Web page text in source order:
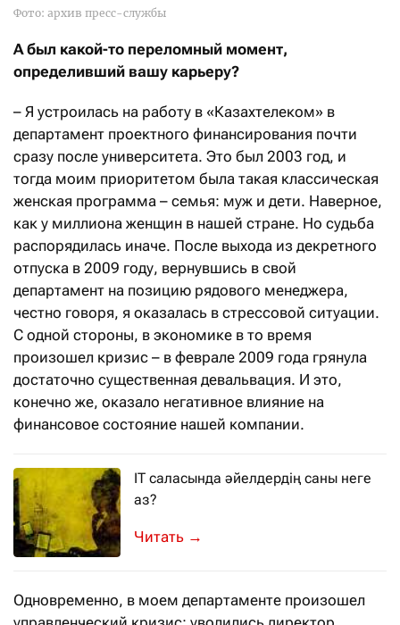
Фото: архив пресс-службы
А был какой-то переломный момент,
определивший вашу карьеру?
– Я устроилась на работу в «Казахтелеком» в
департамент проектного финансирования почти
сразу после университета. Это был 2003 год, и
тогда моим приоритетом была такая классическая
женская программа – семья: муж и дети. Наверное,
как у миллиона женщин в нашей стране. Но судьба
распорядилась иначе. После выхода из декретного
отпуска в 2009 году, вернувшись в свой
департамент на позицию рядового менеджера,
честно говоря, я оказалась в стрессовой ситуации.
С одной стороны, в экономике в то время
произошел кризис – в феврале 2009 года грянула
достаточно существенная девальвация. И это,
конечно же, оказало негативное влияние на
финансовое состояние нашей компании.
IT саласында әйелдердің саны неге
аз?
«Еңбек ресурстарын дамыту
→
Одновременно, в моем департаменте произошел